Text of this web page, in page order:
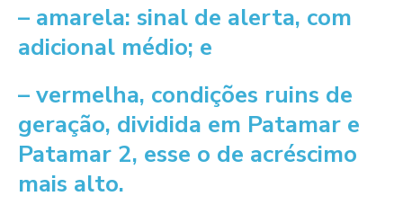
– amarela: sinal de alerta, com
adicional médio; e
– vermelha, condições ruins de
geração, dividida em Patamar e
Patamar 2, esse o de acréscimo
mais alto.